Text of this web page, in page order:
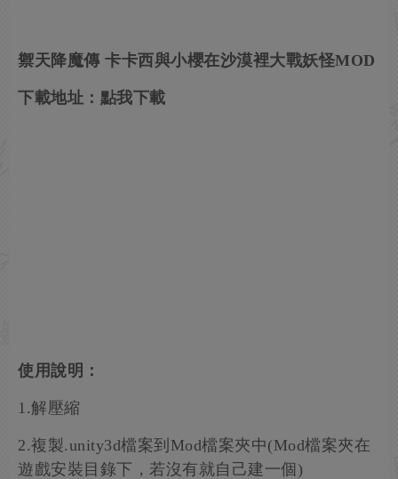
禦天降魔傳 卡卡西與小櫻在沙漠裡大戰妖怪MOD
下載地址： 點我下載
使用說明：
1.解壓縮
2.複製.unity3d檔案到Mod檔案夾中(Mod檔案夾在
遊戲安裝目錄下，若沒有就自己建一個)